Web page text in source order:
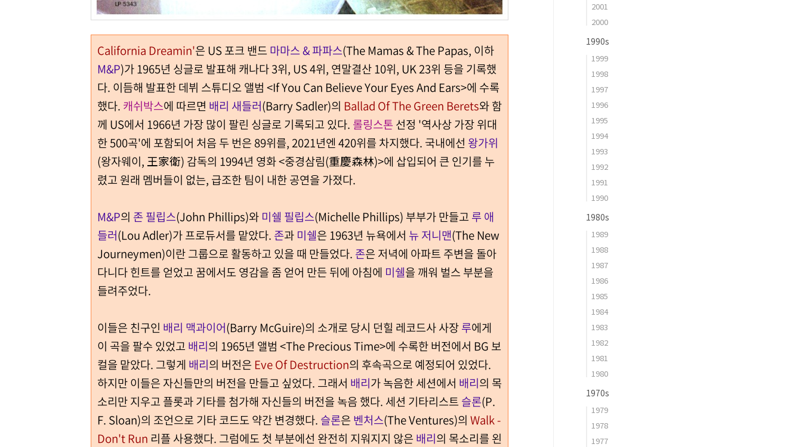
California Dreamin'은 US 포크 밴드마마스 & 파파스(The Mamas & The Papas, 이하
M&P)가 1965년 싱글로 발표해 캐나다 3위, US 4위, 연말결산 10위, UK 23위 등을 기록했
다. 이듬해 발표한 데뷔 스튜디오 앨범 <If You Can Believe Your Eyes And Ears>에 수록
했다. 캐쉬박스에 따르면 배리 새들러(Barry Sadler)의 Ballad Of The Green Berets와 함
께 US에서 1966년 가장 많이 팔린 싱글로 기록되고 있다. 롤링스톤 선정 '역사상 가장 위대
한 500곡'에 포함되어 처음 두 번은 89위를, 2021년엔 420위를 차지했다. 국내에선 왕가위
(왕자웨이, 王家衛) 감독의 1994년 영화 <중경삼림(重慶森林)>에 삽입되어 큰 인기를 누
렸고 원래 멤버들이 없는, 급조한 팀이 내한 공연을 가졌다.
M&P의 존 필립스(John Phillips)와 미쉘 필립스(Michelle Phillips) 부부가 만들고 루 애
들러(Lou Adler)가 프로듀서를 맡았다. 존과 미쉘은 1963년 뉴욕에서 뉴 저니맨(The New
Journeymen)이란 그룹으로 활동하고 있을 때 만들었다. 존은 저녁에 아파트 주변을 돌아
다니다 힌트를 얻었고 꿈에서도 영감을 좀 얻어 만든 뒤에 아침에 미쉘을 깨워 벌스 부분을
들려주었다.
이들은 친구인 배리 맥과이어(Barry McGuire)의 소개로 당시 던힐 레코드사 사장루에게
이 곡을 팔수 있었고 배리의 1965년 앨범 <The Precious Time>에 수록한 버전에서 BG 보
컬을 맡았다. 그렇게 배리의 버전은 Eve Of Destruction의 후속곡으로 예정되어 있었다.
하지만 이들은 자신들만의 버전을 만들고 싶었다. 그래서 배리가 녹음한 세션에서 배리의 목
소리만 지우고 플롯과 기타를 첨가해 자신들의 버전을 녹음 했다. 세션 기타리스트슬론(P.
F. Sloan)의 조언으로 기타 코드도 약간 변경했다. 슬론은 벤처스(The Ventures)의 Walk -
Don't Run 리플 사용했다. 그럼에도 첫 부분에선 완전히 지워지지 않은 배리의 목소리를 왼
2001
2000
1990s
1999
1998
1997
1996
1995
1994
1993
1992
1991
1990
1980s
1989
1988
1987
1986
1985
1984
1983
1982
1981
1980
1970s
1979
1978
1977